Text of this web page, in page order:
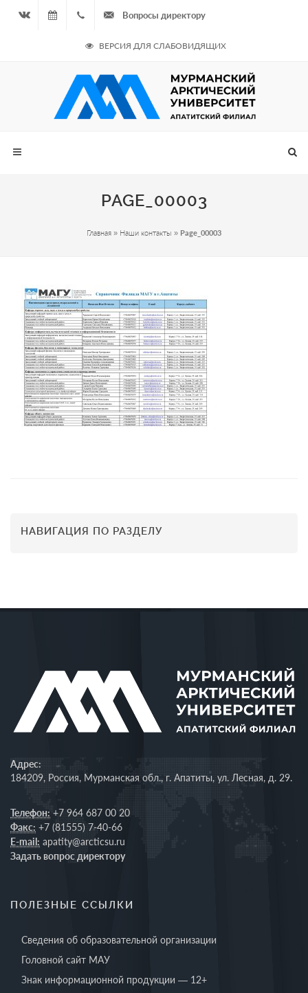
07.08.2026
- Чётная
неделя
964
687
Вопросы директору
ВЕРСИЯ ДЛЯ СЛАБОВИДЯЩИХ
PAGE_00003
Главная » Наши контакты » Page_00003
НАВИГАЦИЯ ПО РАЗДЕЛУ
Адрес:
184209, Россия, Мурманская обл., г. Апатиты, ул. Лесная, д. 29.
Телефон: +7 964 687 00 20
Факс: +7 (81555) 7-40-66
E-mail: apatity@arcticsu.ru
Задать вопрос директору
ПОЛЕЗНЫЕ ССЫЛКИ
Сведения об образовательной организации
Головной сайт МАУ
Знак информационной продукции — 12+